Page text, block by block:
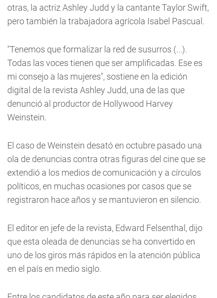
otras, la actriz Ashley Judd y la cantante Taylor Swift,
pero también la trabajadora agrícola Isabel Pascual.
"Tenemos que formalizar la red de susurros (...).
Todas las voces tienen que ser amplificadas. Ese es
mi consejo a las mujeres", sostiene en la edición
digital de la revista Ashley Judd, una de las que
denunció al productor de Hollywood Harvey
Weinstein.
El caso de Weinstein desató en octubre pasado una
ola de denuncias contra otras figuras del cine que se
extendió a los medios de comunicación y a círculos
políticos, en muchas ocasiones por casos que se
registraron hace años y se mantuvieron en silencio.
El editor en jefe de la revista, Edward Felsenthal, dijo
que esta oleada de denuncias se ha convertido en
uno de los giros más rápidos en la atención pública
en el país en medio siglo.